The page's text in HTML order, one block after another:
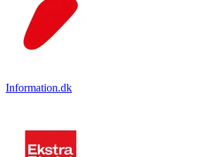
Information.dk